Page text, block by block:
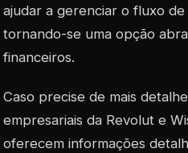
ajudar a gerenciar o fluxo
tornando-se uma opção
financeiros.
Caso precise de mais
empresariais da Revolut e
oferecem informações